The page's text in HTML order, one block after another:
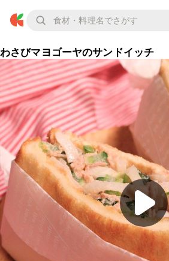
わさびマヨゴーヤのサンドイッチ